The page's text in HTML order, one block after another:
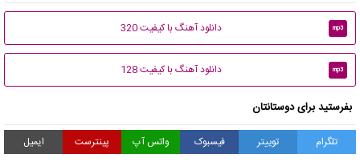
mp3 دانلود آهنگ با کیفیت 320
mp3 دانلود آهنگ با کیفیت 128
بفرستید برای دوستانتان
تلگرام توییتر فیسبوک واتس آپ پینترست ایمیل